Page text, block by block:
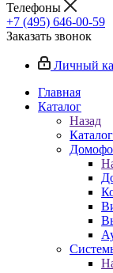
Телефоны
+7 (495) 646-00-59
Заказать звонок
Личный
Главная
Каталог
Назад
Каталог